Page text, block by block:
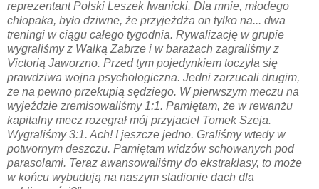
reprezentant Polski Leszek Iwanicki. Dla mnie, młodego
chłopaka, było dziwne, że przyjeżdża on tylko na... dwa
treningi w ciągu całego tygodnia. Rywalizację w grupie
wygraliśmy z Walką Zabrze i w barażach zagraliśmy z
Victorią Jaworzno. Przed tym pojedynkiem toczyła się
prawdziwa wojna psychologiczna. Jedni zarzucali drugim,
że na pewno przekupią sędziego. W pierwszym meczu na
wyjeździe zremisowaliśmy 1:1. Pamiętam, że w rewanżu
kapitalny mecz rozegrał mój przyjaciel Tomek Szeja.
Wygraliśmy 3:1. Ach! I jeszcze jedno. Graliśmy wtedy w
potwornym deszczu. Pamiętam widzów schowanych pod
parasolami. Teraz awansowaliśmy do ekstraklasy, to może
w końcu wybudują na naszym stadionie dach dla